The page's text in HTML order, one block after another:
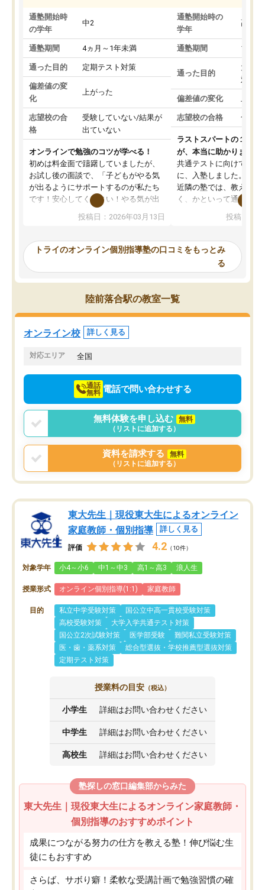
通塾開始時
の学年
中2
通塾期間 4ヵ月～1年未満
通った目的 定期テスト対策
偏差値の変
化
上がった
志望校の合
格
受験していない/結果が
出ていない
オンラインで勉強のコツが学べる！
初めは料金面で躊躇していましたが、
お試し後の面談で、「子どもがやる気
が出るようにサポートするのが私たち
です！安心してください！やる気が出
ないのは私たち講師の責任です」と言
ってくださり、確かに！と考えて、思
ったんですが、学生の先生から学ぶこ
み、徐々に成績が上がったらいいなと
思っていました。何が今足りないのか
を的確に指導いただき、子どももびっ
くりするほど楽しんでやる気を持って
塾を受けています。狙い通り、少しず
つ成績も上がり、苦手意識も無くなっ
てきたので、さらに苦手な数学も追加
でお願いしました。来年の高校受験に
投稿日：2026年03月13日
通塾開始時の
学年
高3
通塾期間 1～3
通った目的
大学
対策
偏差値の変化
志望校の合格 合格
ラストスパートの１か月
が、本当に助かりました
共通テストに向けての追
に、入塾しました。田舎
近隣の塾では、教えても
く、かといって通うには
可能なので本当に助か
らないところをピンポイ
頂いて、とてもわかり
していました。一生を
スト、多少お金がかかっ
思い切って入塾してよか
投稿日：
トライのオンライン個別指導塾の口コミをもっとみ
る
陸前落合駅の教室一覧
オンライン校 詳しく見る
対応エリア 全国
通話
無料 電話で問い合わせする
無料体験を申し込む
無料
（リストに追加する）
資料を請求する
無料
（リストに追加する）
東大先生｜現役東大生によるオンライン
家庭教師・個別指導
詳しく見る
評価 4.2 （10件）
対象学年 小4～小6 中1～中3 高1～高3 浪人生
授業形式 オンライン個別指導(1:1) 家庭教師
目的 私立中学受験対策
国公立中高一貫校受験対策
高校受験対策
大学入学共通テスト対策
国公立2次試験対策
医学部受験
難関私立受験対策
医・歯・薬系対策
総合型選抜・学校推薦型選抜対策
定期テスト対策
授業料の目安 （税込）
小学生 詳細はお問い合わせください
中学生 詳細はお問い合わせください
高校生 詳細はお問い合わせください
塾探しの窓口編集部からみた
東大先生｜現役東大生によるオンライン家庭教師・
個別指導のおすすめポイント
成果につながる努力の仕方を教える塾！伸び悩む生
徒にもおすすめ
さらば、サボり癖！柔軟な受講計画で勉強習慣の確